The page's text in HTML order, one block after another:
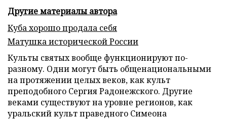
Другие материалы автора
Куба хорошо продала себя
Матушка исторической России
Культы святых вообще функционируют по-
разному. Одни могут быть общенациональными
на протяжении целых веков, как культ
преподобного Сергия Радонежского. Другие
веками существуют на уровне регионов, как
уральский культ праведного Симеона